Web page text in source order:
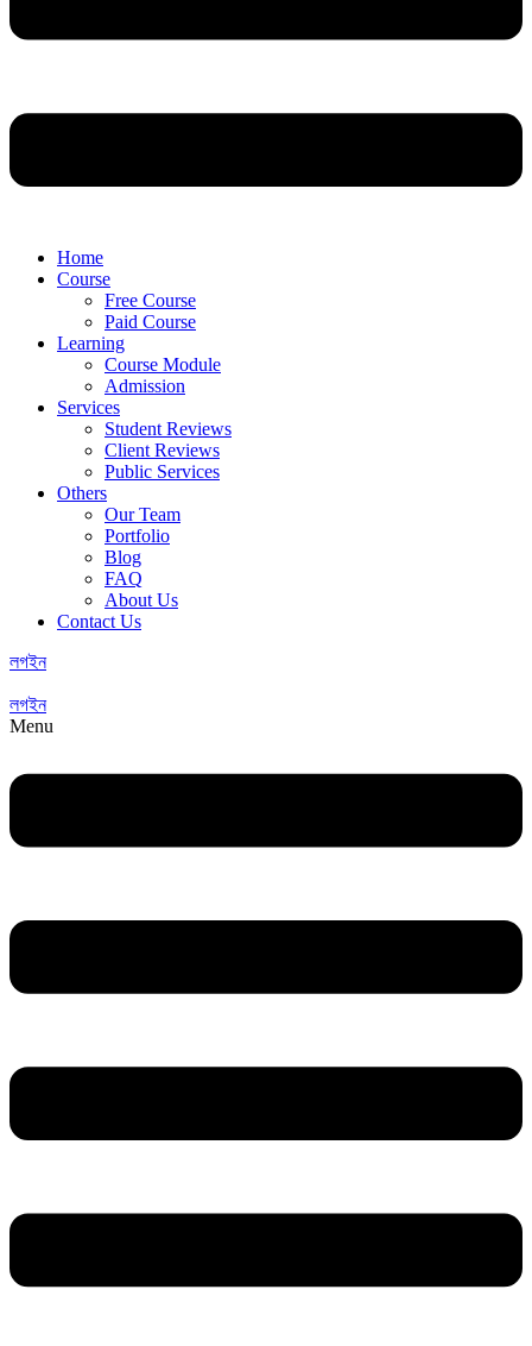
Home
Course
Free Course
Paid Course
Learning
Course Module
Admission
Services
Student Reviews
Client Reviews
Public Services
Others
Our Team
Portfolio
Blog
FAQ
About Us
Contact Us
লগইন
লগইন
Menu